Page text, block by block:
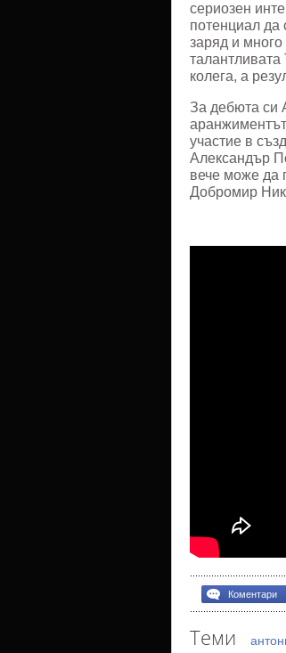
сериозен
потенциал да
заряд и много
колега, а
За дебюта си
участие в
Александър
вече може да
Добромир
Коментари
Теми